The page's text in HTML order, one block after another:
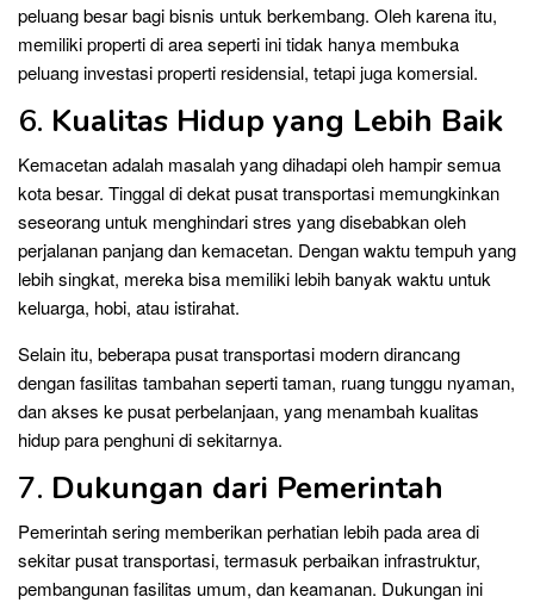
peluang besar bagi bisnis untuk berkembang. Oleh karena itu,
memiliki properti di area seperti ini tidak hanya membuka
peluang investasi properti residensial, tetapi juga komersial.
6. Kualitas Hidup yang Lebih Baik
Kemacetan adalah masalah yang dihadapi oleh hampir semua
kota besar. Tinggal di dekat pusat transportasi memungkinkan
seseorang untuk menghindari stres yang disebabkan oleh
perjalanan panjang dan kemacetan. Dengan waktu tempuh yang
lebih singkat, mereka bisa memiliki lebih banyak waktu untuk
keluarga, hobi, atau istirahat.
Selain itu, beberapa pusat transportasi modern dirancang
dengan fasilitas tambahan seperti taman, ruang tunggu nyaman,
dan akses ke pusat perbelanjaan, yang menambah kualitas
hidup para penghuni di sekitarnya.
7. Dukungan dari Pemerintah
Pemerintah sering memberikan perhatian lebih pada area di
sekitar pusat transportasi, termasuk perbaikan infrastruktur,
pembangunan fasilitas umum, dan keamanan. Dukungan ini